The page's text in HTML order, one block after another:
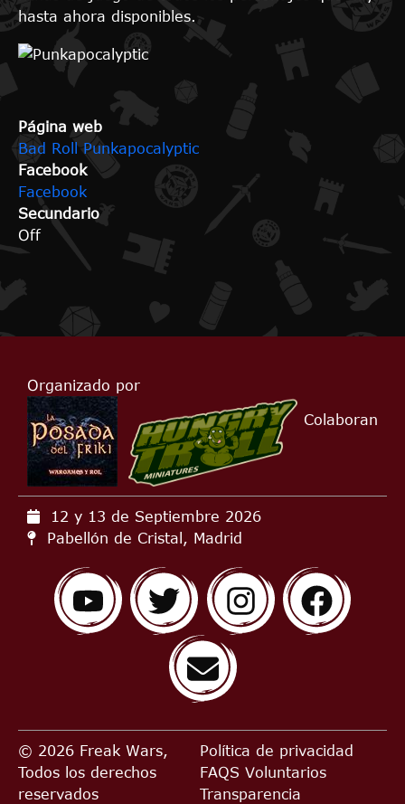
hasta ahora disponibles.
Página web
Bad Roll Punkapocalyptic
Facebook
Facebook
Secundario
Off
Organizado por
Colaboran
12 y 13 de Septiembre 2026
Pabellón de Cristal, Madrid
© 2026 Freak Wars,
Todos los derechos
reservados
Política de privacidad
FAQS Voluntarios
Transparencia